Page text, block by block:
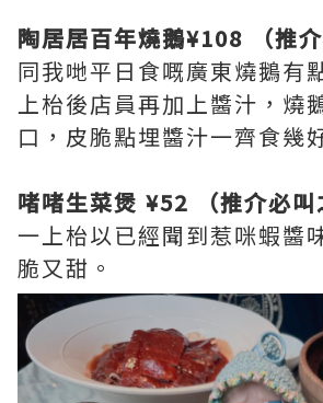
陶居居百年燒鵝¥108 （推介
同我哋平日食嘅廣東燒鵝有
上枱後店員再加上醬汁，燒
口，皮脆點埋醬汁一齊食幾
啫啫生菜煲 ¥52 （推介必叫
一上枱以已經聞到惹咪蝦醬
脆又甜。